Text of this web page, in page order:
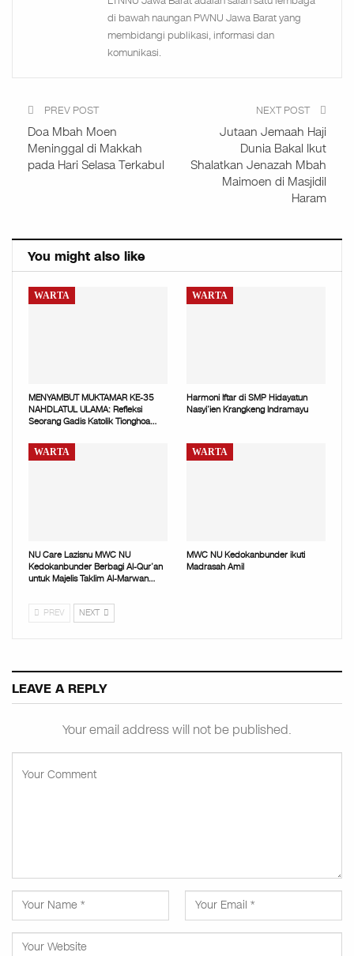
di bawah naungan PWNU Jawa Barat yang
membidangi publikasi, informasi dan
komunikasi.
PREV POST
Doa Mbah Moen
Meninggal di Makkah
pada Hari Selasa Terkabul
NEXT POST
Jutaan Jemaah Haji
Dunia Bakal Ikut
Shalatkan Jenazah Mbah
Maimoen di Masjidil
Haram
You might also like
WARTA
MENYAMBUT MUKTAMAR KE-35
NAHDLATUL ULAMA: Refleksi
Seorang Gadis Katolik Tionghoa…
WARTA
Harmoni Iftar di SMP Hidayatun
Nasyi’ien Krangkeng Indramayu
WARTA
NU Care Lazisnu MWC NU
Kedokanbunder Berbagi Al-Qur’an
untuk Majelis Taklim Al-Marwan…
WARTA
MWC NU Kedokanbunder ikuti
Madrasah Amil
PREV NEXT
LEAVE A REPLY
Your email address will not be published.